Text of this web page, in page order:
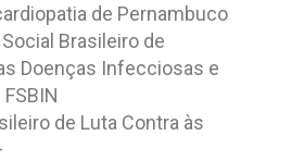
de Pernambuco
Brasileiro de
Doenças Infecciosas e
de Luta Contra às